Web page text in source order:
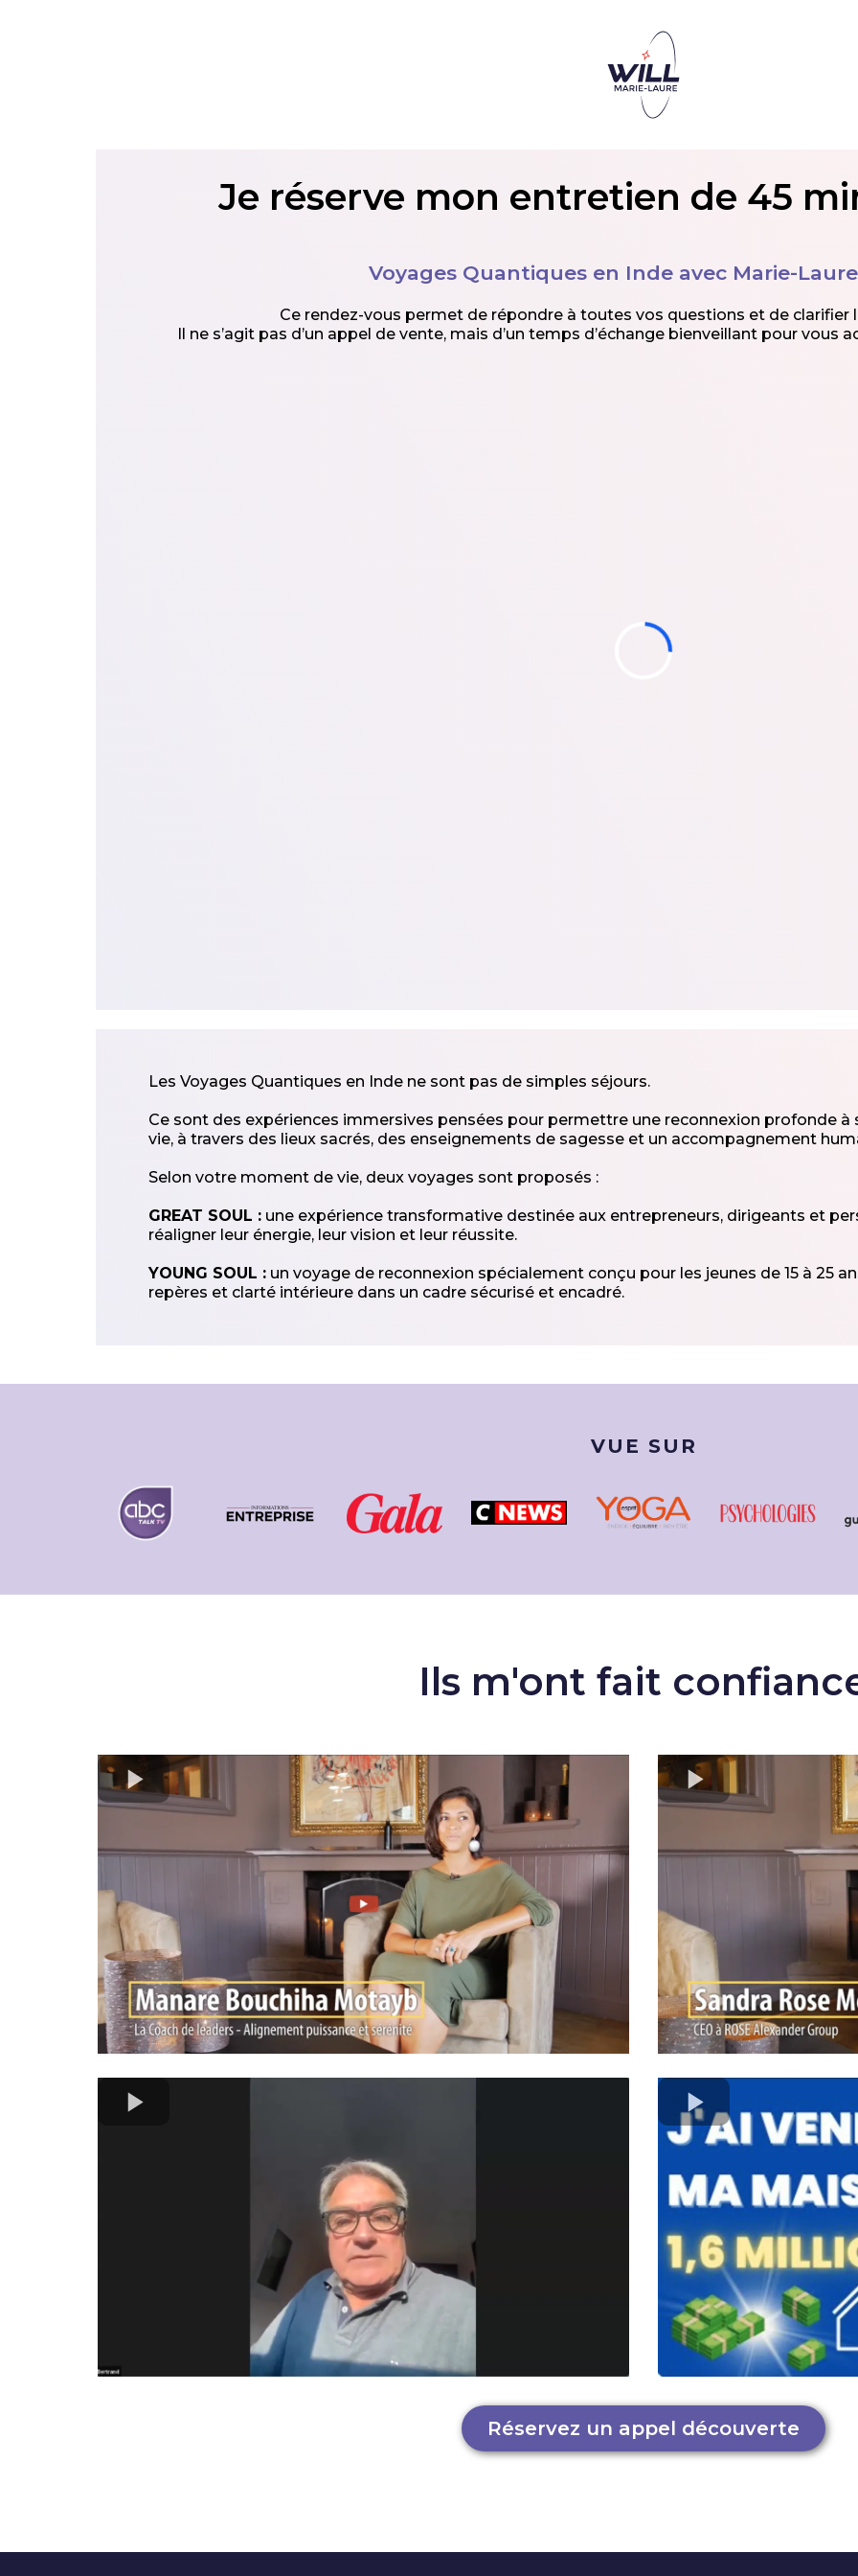
Je réserve mon entretien de 45
Voyages Quantiques en Inde avec Marie-
Ce rendez-vous permet de répondre à toutes vos questions et de clarifier
Il ne s’agit pas d’un appel de vente, mais d’un temps d’échange bienveillant pour vous
Les Voyages Quantiques en Inde ne sont pas de simples séjours.
Ce sont des expériences immersives pensées pour permettre une reconnexion profonde à
vie, à travers des lieux sacrés, des enseignements de sagesse et un accompagnement
Selon votre moment de vie, deux voyages sont proposés :
GREAT SOUL : une expérience transformative destinée aux entrepreneurs, dirigeants et
réaligner leur énergie, leur vision et leur réussite.
YOUNG SOUL : un voyage de reconnexion spécialement conçu pour les jeunes de 15 à 25
repères et clarté intérieure dans un cadre sécurisé et encadré.
VUE SUR
Ils m'ont fait
Réservez un appel découverte